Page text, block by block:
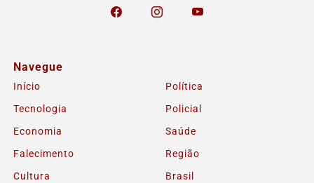
Navegue
Início
Política
Tecnologia
Policial
Economia
Saúde
Falecimento
Região
Cultura
Brasil